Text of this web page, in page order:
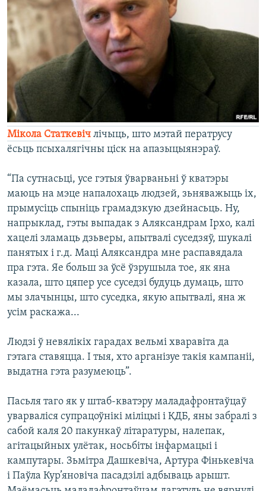
Мікола Статкевіч лічыць, што мэтай ператрусу
ёсьць псыхалягічны ціск на апазыцыянэраў.
“Па сутнасьці, усе гэтыя ўварваньні ў кватэры
маюць на мэце напалохаць людзей, зьняважыць іх,
прымусіць спыніць грамадзкую дзейнасьць. Ну,
напрыклад, гэты выпадак з Аляксандрам Ірхо, калі
хацелі зламаць дзьверы, апытвалі суседзяў, шукалі
панятых і г.д. Маці Аляксандра мне распавядала
пра гэта. Яе больш за ўсё ўзрушыла тое, як яна
казала, што цяпер усе суседзі будуць думаць, што
мы злачынцы, што суседка, якую апытвалі, яна ж
усім раскажа...
Людзі ў невялікіх гарадах вельмі хваравіта да
гэтага ставяцца. І тыя, хто арганізуе такія кампаніі,
выдатна гэта разумеюць”.
Пасьля таго як у штаб-кватэру маладафронтаўцаў
уварваліся супрацоўнікі міліцыі і КДБ, яны забралі з
сабой каля 20 пакункаў літаратуры, налепак,
агітацыйных улётак, носьбіты інфармацыі і
кампутары. Зьмітра Дашкевіча, Артура Фінькевіча
і Паўла Кур’яновіча пасадзілі адбываць арышт.